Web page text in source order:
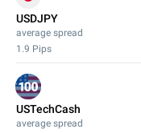
USDJPY
average spread
1.9 Pips
USTechCash
average spread